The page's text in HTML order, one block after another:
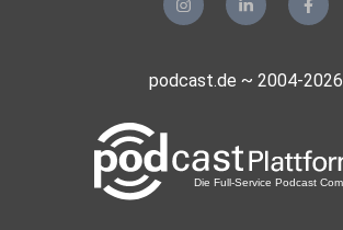
podcast.de ~ 2004-2026